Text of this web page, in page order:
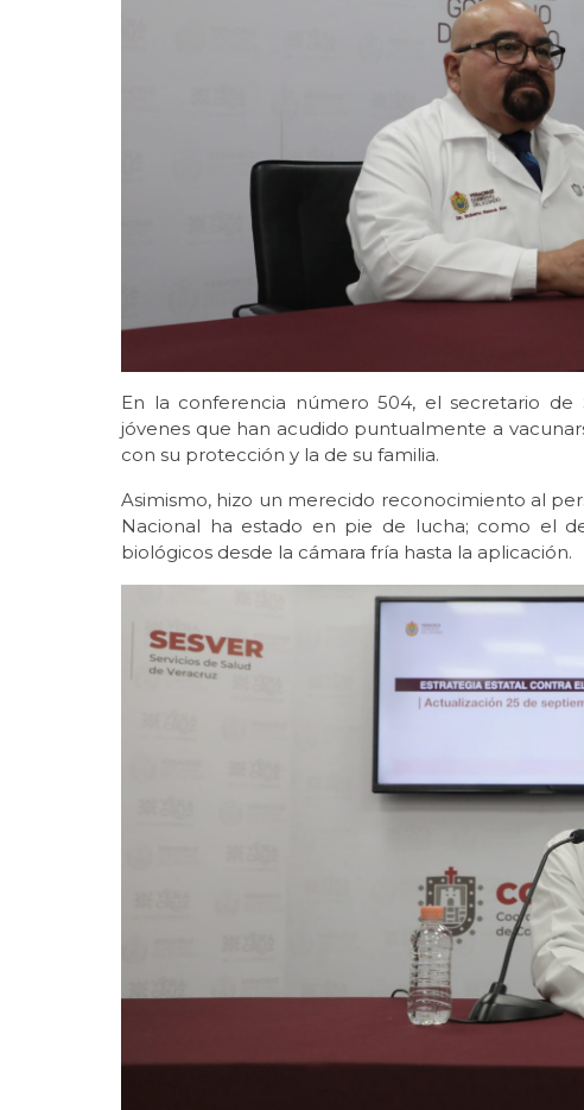
En la conferencia número 504, el secretario de
jóvenes que han acudido puntualmente a
con su protección y la de su familia.
Asimismo, hizo un merecido reconocimiento al
Nacional ha estado en pie de lucha; como el
biológicos desde la cámara fría hasta la aplicación.